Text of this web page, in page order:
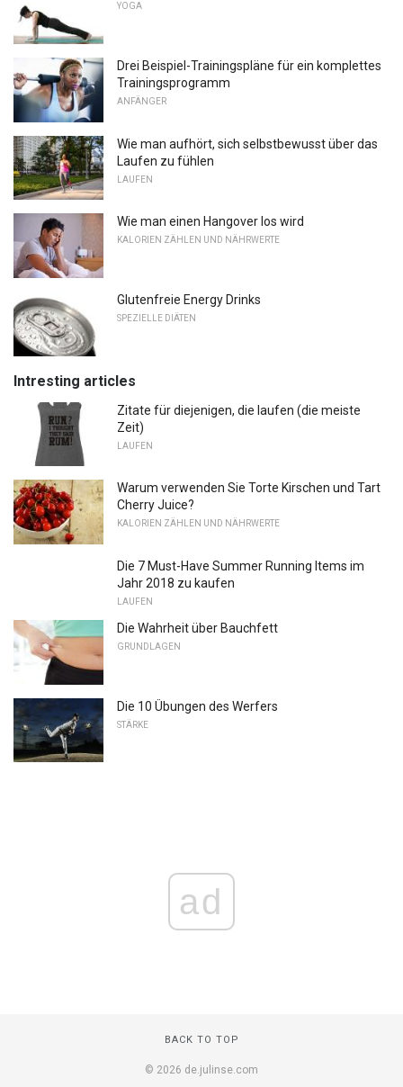
YOGA
Drei Beispiel-Trainingspläne für ein komplettes
Trainingsprogramm
ANFÄNGER
Wie man aufhört, sich selbstbewusst über das
Laufen zu fühlen
LAUFEN
Wie man einen Hangover los wird
KALORIEN ZÄHLEN UND NÄHRWERTE
Glutenfreie Energy Drinks
SPEZIELLE DIÄTEN
Intresting articles
Zitate für diejenigen, die laufen (die meiste
Zeit)
LAUFEN
Warum verwenden Sie Torte Kirschen und Tart
Cherry Juice?
KALORIEN ZÄHLEN UND NÄHRWERTE
Die 7 Must-Have Summer Running Items im
Jahr 2018 zu kaufen
LAUFEN
Die Wahrheit über Bauchfett
GRUNDLAGEN
Die 10 Übungen des Werfers
STÄRKE
ad
BACK TO TOP
© 2026 de.julinse.com